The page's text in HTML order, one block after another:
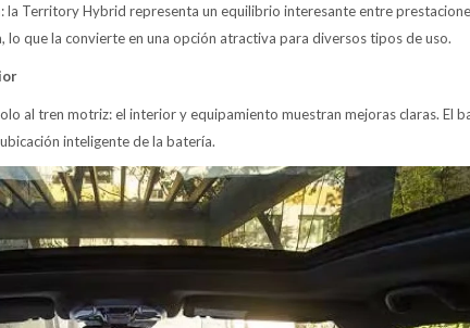
la Territory Hybrid representa un equilibrio interesante entre
que la convierte en una opción atractiva para diversos tipos de uso.
al tren motriz: el interior y equipamiento muestran mejoras claras. El
inteligente de la batería.